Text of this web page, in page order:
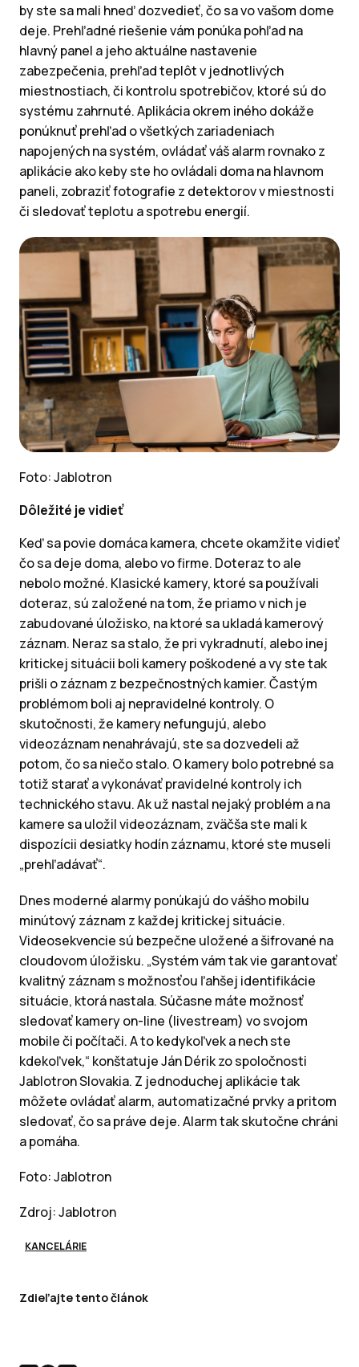
by ste sa mali hneď dozvedieť, čo sa vo vašom dome
deje. Prehľadné riešenie vám ponúka pohľad na
hlavný panel a jeho aktuálne nastavenie
zabezpečenia, prehľad teplôt v jednotlivých
miestnostiach, či kontrolu spotrebičov, ktoré sú do
systému zahrnuté. Aplikácia okrem iného dokáže
ponúknuť prehľad o všetkých zariadeniach
napojených na systém, ovládať váš alarm rovnako z
aplikácie ako keby ste ho ovládali doma na hlavnom
paneli, zobraziť fotografie z detektorov v miestnosti
či sledovať teplotu a spotrebu energií.
Foto: Jablotron
Dôležité je vidieť
Keď sa povie domáca kamera, chcete okamžite vidieť
čo sa deje doma, alebo vo firme. Doteraz to ale
nebolo možné. Klasické kamery, ktoré sa používali
doteraz, sú založené na tom, že priamo v nich je
zabudované úložisko, na ktoré sa ukladá kamerový
záznam. Neraz sa stalo, že pri vykradnutí, alebo inej
kritickej situácii boli kamery poškodené a vy ste tak
prišli o záznam z bezpečnostných kamier. Častým
problémom boli aj nepravidelné kontroly. O
skutočnosti, že kamery nefungujú, alebo
videozáznam nenahrávajú, ste sa dozvedeli až
potom, čo sa niečo stalo. O kamery bolo potrebné sa
totiž starať a vykonávať pravidelné kontroly ich
technického stavu. Ak už nastal nejaký problém a na
kamere sa uložil videozáznam, zväčša ste mali k
dispozícii desiatky hodín záznamu, ktoré ste museli
„prehľadávať“.
Dnes moderné alarmy ponúkajú do vášho mobilu
minútový záznam z každej kritickej situácie.
Videosekvencie sú bezpečne uložené a šifrované na
cloudovom úložisku. „Systém vám tak vie garantovať
kvalitný záznam s možnosťou ľahšej identifikácie
situácie, ktorá nastala. Súčasne máte možnosť
sledovať kamery on-line (livestream) vo svojom
mobile či počítači. A to kedykoľvek a nech ste
kdekoľvek,“ konštatuje Ján Dérik zo spoločnosti
Jablotron Slovakia. Z jednoduchej aplikácie tak
môžete ovládať alarm, automatizačné prvky a pritom
sledovať, čo sa práve deje. Alarm tak skutočne chráni
a pomáha.
Foto: Jablotron
Zdroj: Jablotron
KANCELÁRIE
Zdieľajte tento článok